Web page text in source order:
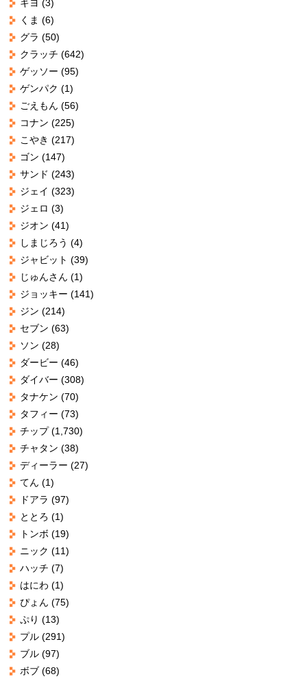
キヨ (3)
くま (6)
グラ (50)
クラッチ (642)
ゲッソー (95)
ゲンパク (1)
ごえもん (56)
コナン (225)
こやき (217)
ゴン (147)
サンド (243)
ジェイ (323)
ジェロ (3)
ジオン (41)
しまじろう (4)
ジャビット (39)
じゅんさん (1)
ジョッキー (141)
ジン (214)
セブン (63)
ソン (28)
ダービー (46)
ダイバー (308)
タナケン (70)
タフィー (73)
チップ(1,730)
チャタン (38)
ディーラー (27)
てん (1)
ドアラ (97)
ととろ (1)
トンボ (19)
ニック (11)
ハッチ (7)
はにわ (1)
ぴょん (75)
ぷり (13)
プル(291)
ブル(97)
ボブ(68)